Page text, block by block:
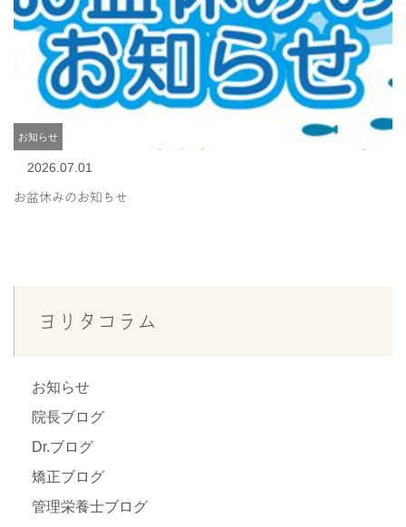
お知らせ
2026.07.01
お盆休みのお知らせ
ヨリタコラム
お知らせ
院長ブログ
Dr.ブログ
矯正ブログ
管理栄養士ブログ